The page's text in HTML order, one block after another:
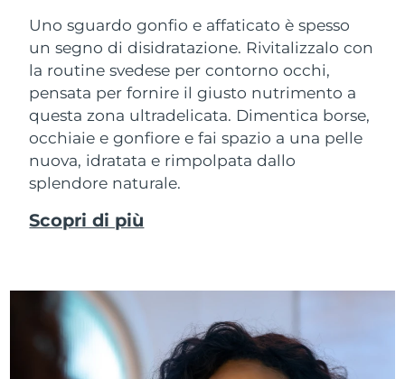
Uno sguardo gonfio e affaticato è spesso
un segno di disidratazione. Rivitalizzalo con
la routine svedese per contorno occhi,
pensata per fornire il giusto nutrimento a
questa zona ultradelicata. Dimentica borse,
occhiaie e gonfiore e fai spazio a una pelle
nuova, idratata e rimpolpata dallo
splendore naturale.
Scopri di più